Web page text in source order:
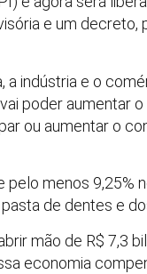
e um decreto,
indústria e o
poder aumentar
ou aumentar o
menos 9,25%
de dentes e
mão de R$ 7,3
economia